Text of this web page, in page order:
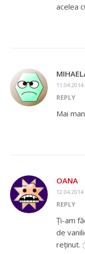
acelea
11.04.2014
REPLY
Mai
OANA
12.04.2014
REPLY
Ți-am
de
reținut.